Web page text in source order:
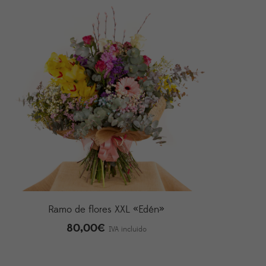
Ramo de flores XXL «Edén»
80,00€ IVA incluido